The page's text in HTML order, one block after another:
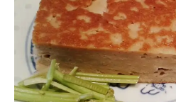
3